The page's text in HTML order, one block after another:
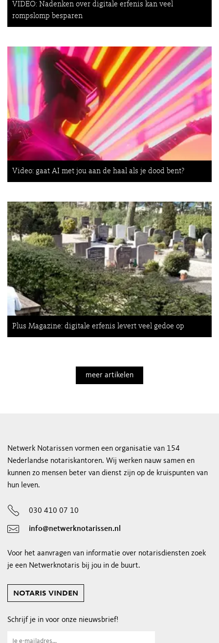
VIDEO: Nadenken over digitale erfenis kan veel
rompslomp besparen
Video: gaat AI met jou aan de haal als je dood bent?
Plus Magazine: digitale erfenis levert veel gedoe op
meer artikelen
Netwerk Notarissen vormen een organisatie van 154
Nederlandse notariskantoren. Wij werken nauw samen en
kunnen zo mensen beter van dienst zijn op de kruispunten van
hun leven.
030 410 07 10
info@netwerknotarissen.nl
Voor het aanvragen van informatie over notarisdiensten zoek
je een Netwerknotaris bij jou in de buurt.
notaris vinden
Schrijf je in voor onze nieuwsbrief!